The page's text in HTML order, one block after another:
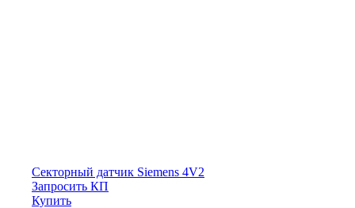
Секторный датчик Siemens 4V2
Запросить КП
Купить